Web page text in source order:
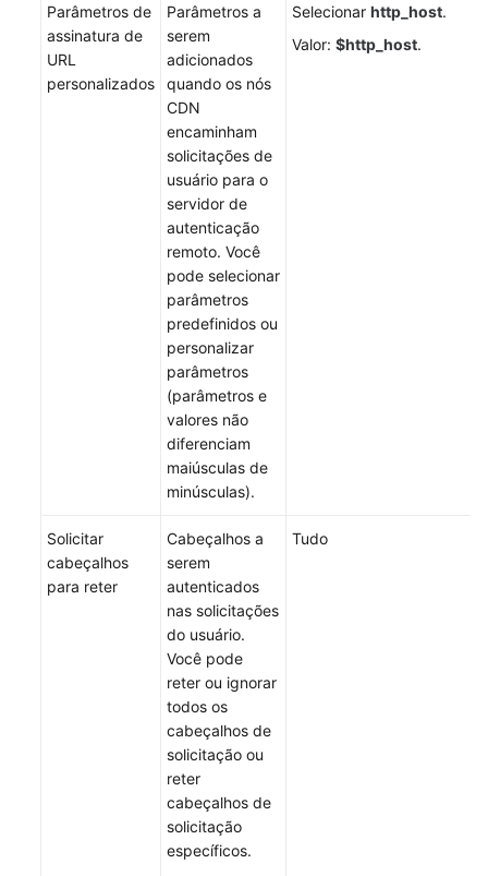
Parâmetros de
assinatura de
URL
personalizados
Parâmetros a
serem
adicionados
quando os nós
CDN
encaminham
solicitações de
usuário para o
servidor de
autenticação
remoto. Você
pode selecionar
parâmetros
predefinidos ou
personalizar
parâmetros
(parâmetros e
valores não
diferenciam
maiúsculas de
minúsculas).
Selecionar http_host.
Valor: $http_host.
Solicitar
cabeçalhos
para reter
Cabeçalhos a
serem
autenticados
nas solicitações
do usuário.
Você pode
reter ou ignorar
todos os
cabeçalhos de
solicitação ou
reter
cabeçalhos de
solicitação
específicos.
Tudo